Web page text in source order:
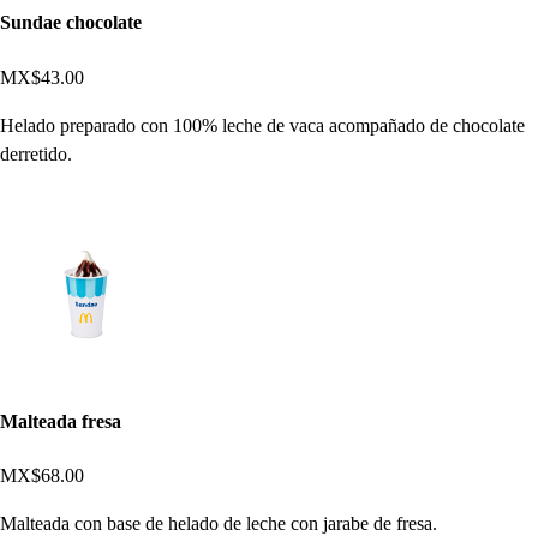
Sundae chocolate
MX$43.00
Helado preparado con 100% leche de vaca acompañado de chocolate
derretido.
Malteada fresa
MX$68.00
Malteada con base de helado de leche con jarabe de fresa.